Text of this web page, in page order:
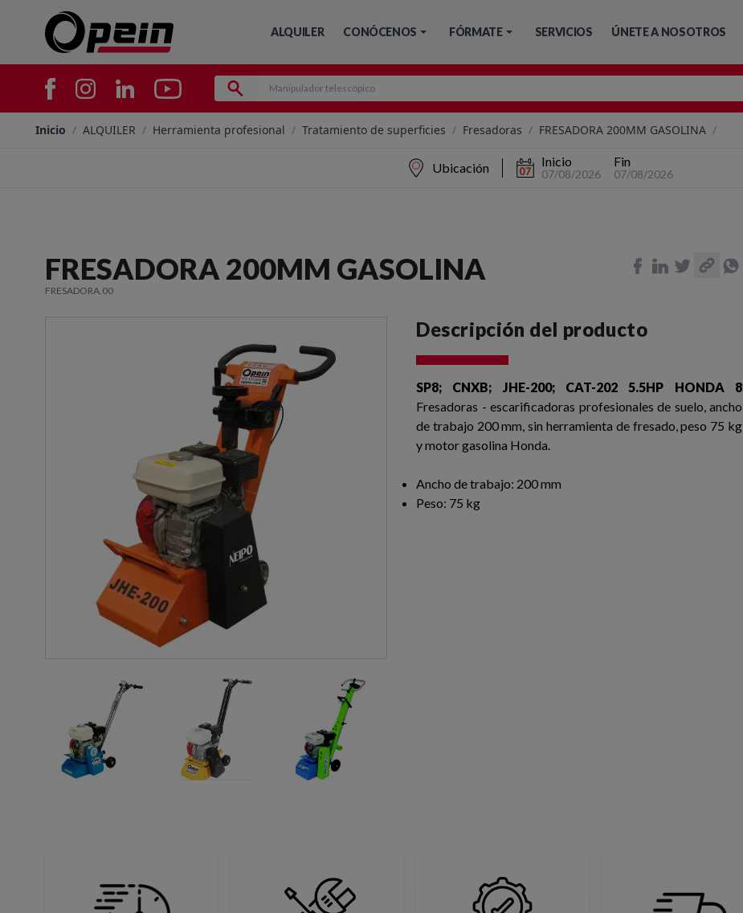
ALQUILER CONÓCENOS FÓRMATE SERVICIOS ÚNETE A NOSOTROS
Inicio / ALQUILER / Herramienta profesional / Tratamiento de superficies / Fresadoras / FRESADORA 200MM GASOLINA /
Ubicación Inicio
07/08/2026
Fin
07/08/2026
FRESADORA 200MM GASOLINA
FRESADORA.00
Descripción del producto
SP8; CNXB; JHE-200; CAT-202 5.5HP HONDA 8
Fresadoras - escarificadoras profesionales de suelo, ancho
de trabajo 200 mm, sin herramienta de fresado, peso 75 kg
y motor gasolina Honda.
Ancho de trabajo: 200 mm
Peso: 75 kg